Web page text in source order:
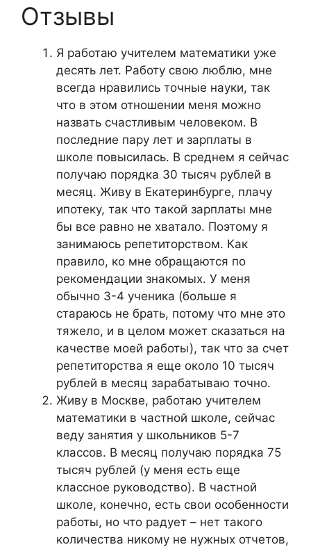
Отзывы
Я работаю учителем математики уже
десять лет. Работу свою люблю, мне
всегда нравились точные науки, так
что в этом отношении меня можно
назвать счастливым человеком. В
последние пару лет и зарплаты в
школе повысилась. В среднем я сейчас
получаю порядка 30 тысяч рублей в
месяц. Живу в Екатеринбурге, плачу
ипотеку, так что такой зарплаты мне
бы все равно не хватало. Поэтому я
занимаюсь репетиторством. Как
правило, ко мне обращаются по
рекомендации знакомых. У меня
обычно 3-4 ученика (больше я
стараюсь не брать, потому что мне это
тяжело, и в целом может сказаться на
качестве моей работы), так что за счет
репетиторства я еще около 10 тысяч
рублей в месяц зарабатываю точно.
Живу в Москве, работаю учителем
математики в частной школе, сейчас
веду занятия у школьников 5-7
классов. В месяц получаю порядка 75
тысяч рублей (у меня есть еще
классное руководство). В частной
школе, конечно, есть свои особенности
работы, но что радует – нет такого
количества никому не нужных отчетов,